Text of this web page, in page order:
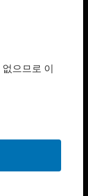
으므로 이